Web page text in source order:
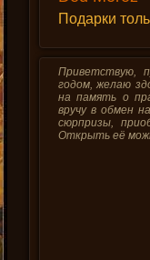
Подарки
Приветствую,
годом, желаю
на память о
вручу в обмен
сюрпризы,
Открыть её